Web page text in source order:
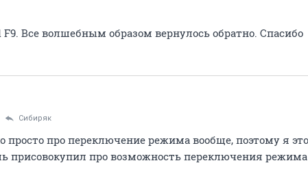
Все волшебным образом вернулось обратно. Спасибо
Сибиряк
просто про переключение режима вообще, поэтому я
присовокупил про возможность переключения